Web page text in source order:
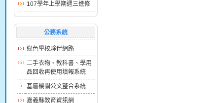
107學年上學期週三進修
公務系統
綠色學校夥伴網路
二手衣物、教科書、學用
品回收再使用填報系統
基層機關公文整合系統
嘉義縣教育資訊網